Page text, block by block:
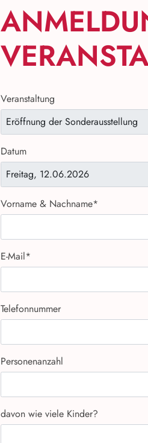
Veranstaltung
Datum
Vorname & Nachname*
E-Mail*
Telefonnummer
Personenanzahl
davon wie viele Kinder?